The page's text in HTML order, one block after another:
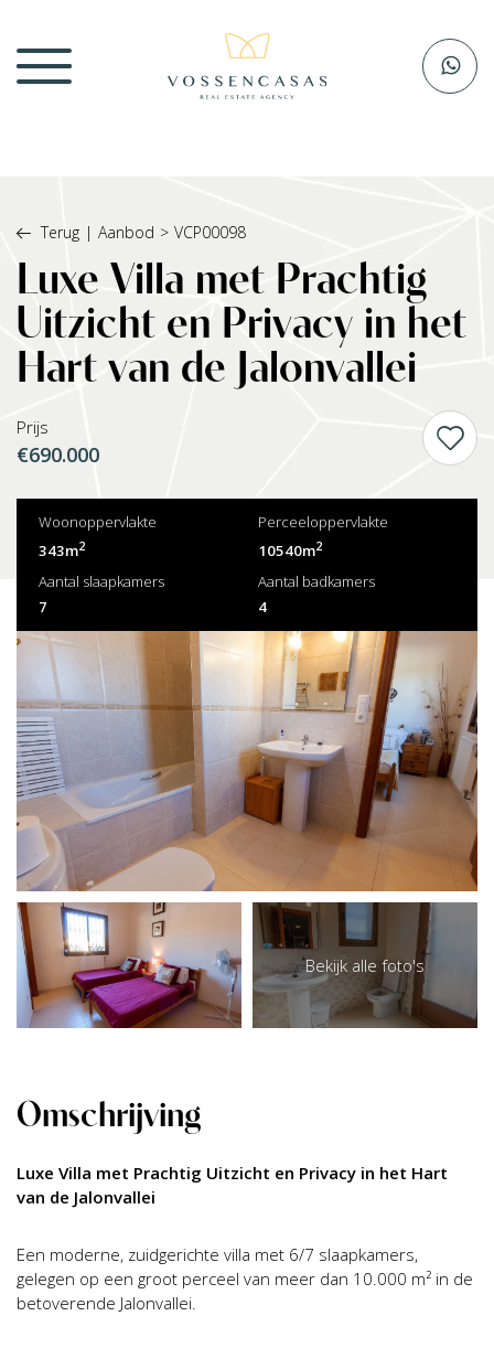
Terug | Aanbod > VCP00098
Luxe Villa met Prachtig
Uitzicht en Privacy in het
Hart van de Jalonvallei
Prijs
€690.000
Woonoppervlakte
343m2
Perceeloppervlakte
10540m2
Aantal slaapkamers
7
Aantal badkamers
4
Bekijk alle foto's
Omschrijving
Luxe Villa met Prachtig Uitzicht en Privacy in het Hart
van de Jalonvallei
Een moderne, zuidgerichte villa met 6/7 slaapkamers,
gelegen op een groot perceel van meer dan 10.000 m² in de
betoverende Jalonvallei.